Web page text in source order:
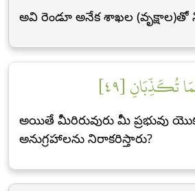
అవి రెండూ అనేక శాఖల
تُكَذِّبَانِ [٤٩]
అయితే మీరిరువురు మీ ప్రభువు
అనుగ్రహాలను నిరాకరిస్తారు?